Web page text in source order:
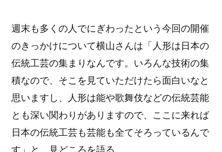
週末も多くの人でにぎわったという今回の開催
のきっかけについて横山さんは「人形は日本の
伝統工芸の集まりなんです。いろんな技術の集
積なので、そこを見ていただけたら面白いなと
思いますし、人形は能や歌舞伎などの伝統芸能
とも深い関わりがありますので、ここに来れば
日本の伝統工芸も芸能も全てそろっているんで